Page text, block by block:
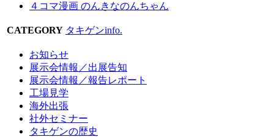
４コマ漫画 のんきなのんちゃん
CATEGORY タキゲンinfo.
お知らせ
展示会情報／出展告知
展示会情報／報告レポート
工場見学
海外出張
社外セミナー
タキゲンの歴史